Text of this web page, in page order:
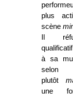
plus
scène
Il
à sa
selon
plutôt
une